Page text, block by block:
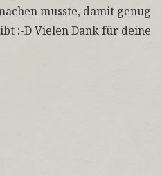
musste, damit genug
:-D Vielen Dank für deine